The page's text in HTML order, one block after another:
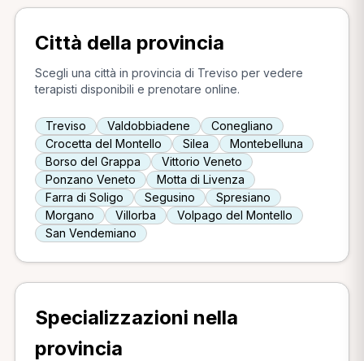
Città della provincia
Scegli una città in provincia di Treviso per vedere
terapisti disponibili e prenotare online.
Treviso Valdobbiadene
Conegliano
Crocetta del Montello
Silea
Montebelluna
Borso del Grappa
Vittorio Veneto
Ponzano Veneto
Motta di Livenza
Farra di Soligo
Segusino
Spresiano
Morgano
Villorba
Volpago del Montello
San Vendemiano
Specializzazioni nella
provincia